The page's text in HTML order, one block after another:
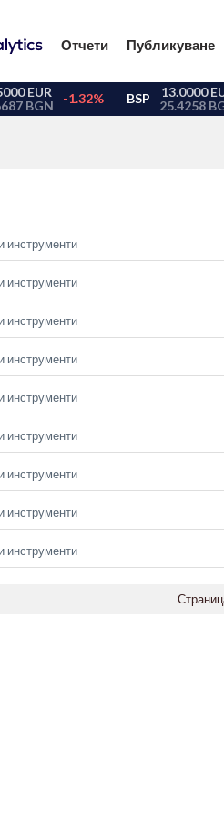
Отчети Публикуване
инструменти
инструменти
инструменти
инструменти
инструменти
инструменти
инструменти
инструменти
инструменти